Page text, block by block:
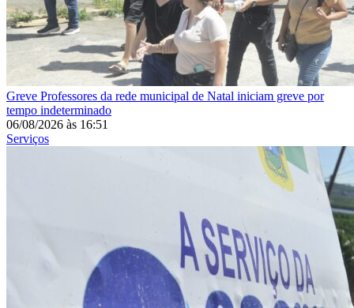
Greve Professores da rede municipal de Natal iniciam greve por
tempo indeterminado
06/08/2026 às 16:51
Serviços